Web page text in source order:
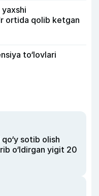
yaxshi
ortida qolib ketgan
to‘lovlari
sotib olish
o‘ldirgan yigit 20